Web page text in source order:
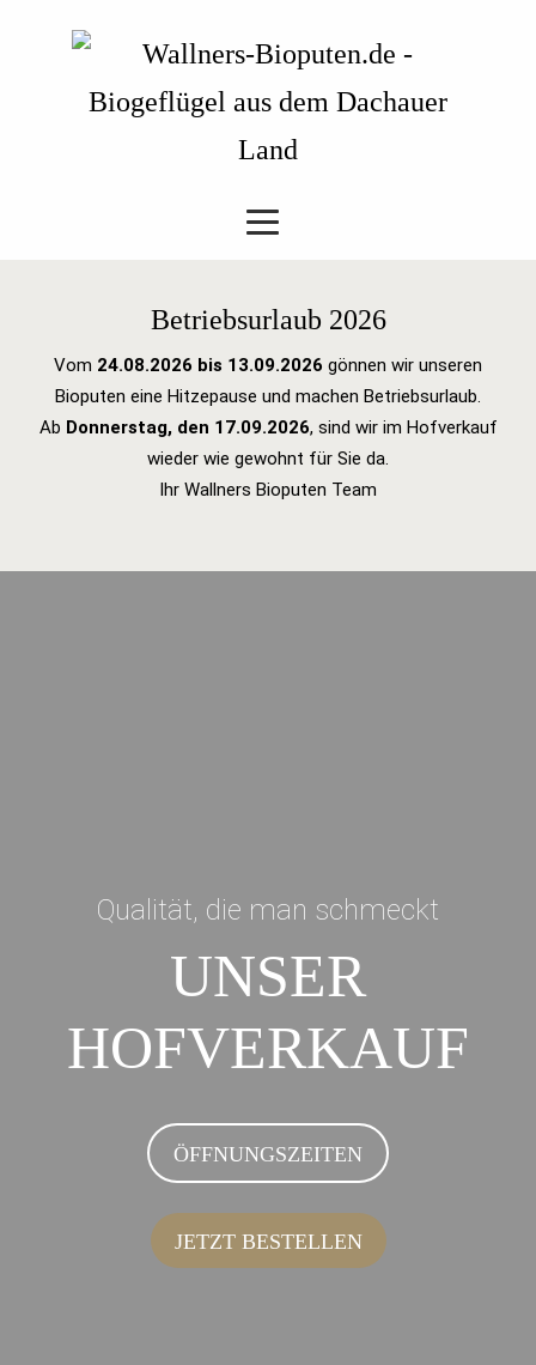
Betriebsurlaub 2026
Vom 24.08.2026 bis 13.09.2026 gönnen wir unseren
Bioputen eine Hitzepause und machen Betriebsurlaub.
Ab Donnerstag, den 17.09.2026, sind wir im Hofverkauf
wieder wie gewohnt für Sie da.
Ihr Wallners Bioputen Team
Qualität, die man schmeckt
UNSER
HOFVERKAUF
ÖFFNUNGSZEITEN
JETZT BESTELLEN